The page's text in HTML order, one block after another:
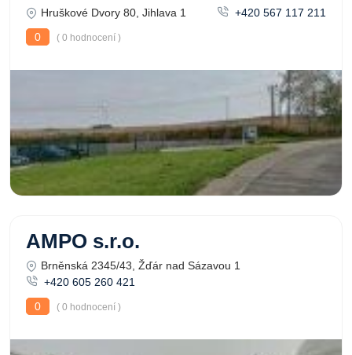
Hruškové Dvory 80, Jihlava 1
+420 567 117 211
0
( 0 hodnocení )
AMPO s.r.o.
Brněnská 2345/43, Žďár nad Sázavou 1
+420 605 260 421
0
( 0 hodnocení )